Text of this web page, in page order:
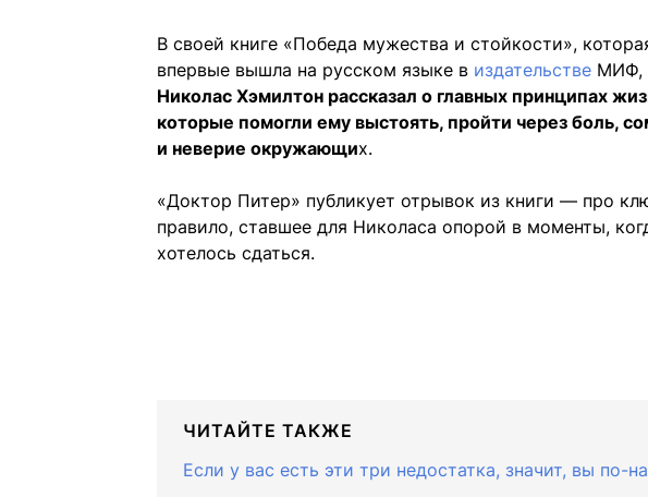
В своей книге «Победа мужества и стойкости»,
впервые вышла на русском языке в издательстве МИФ,
Николас Хэмилтон рассказал о главных принципах
которые помогли ему выстоять, пройти через боль,
и неверие окружающих.
«Доктор Питер» публикует отрывок из книги — про
правило, ставшее для Николаса опорой в моменты,
хотелось сдаться.
ЧИТАЙТЕ ТАКЖЕ
Если у вас есть эти три недостатка, значит, вы по-